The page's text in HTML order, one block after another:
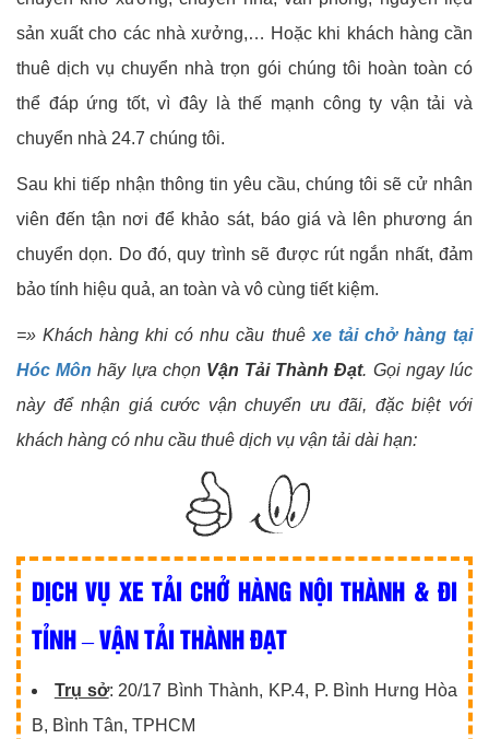
sản xuất cho các nhà xưởng,… Hoặc khi khách hàng cần
thuê dịch vụ chuyển nhà trọn gói chúng tôi hoàn toàn có
thể đáp ứng tốt, vì đây là thế mạnh công ty vận tải và
chuyển nhà 24.7 chúng tôi.
Sau khi tiếp nhận thông tin yêu cầu, chúng tôi sẽ cử nhân
viên đến tận nơi để khảo sát, báo giá và lên phương án
chuyển dọn. Do đó, quy trình sẽ được rút ngắn nhất, đảm
bảo tính hiệu quả, an toàn và vô cùng tiết kiệm.
=» Khách hàng khi có nhu cầu thuêxe tải chở hàng tại
Hóc Môn hãy lựa chọn Vận Tải Thành Đạt. Gọi ngay lúc
này để nhận giá cước vận chuyển ưu đãi, đặc biệt với
khách hàng có nhu cầu thuê dịch vụ vận tải dài hạn:
DỊCH VỤ XE TẢI CHỞ HÀNG NỘI THÀNH & ĐI
TỈNH – VẬN TẢI THÀNH ĐẠT
Trụ sở: 20/17 Bình Thành, KP.4, P. Bình Hưng Hòa
B, Bình Tân, TPHCM